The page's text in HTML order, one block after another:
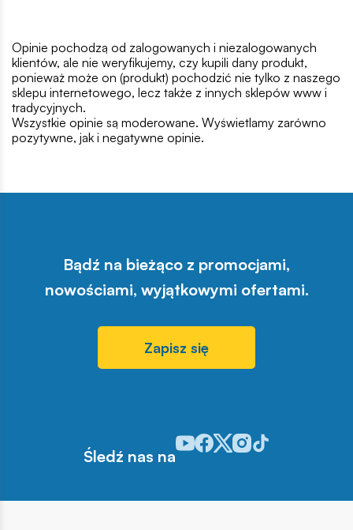
Opinie pochodzą od zalogowanych i niezalogowanych
klientów, ale nie weryfikujemy, czy kupili dany produkt,
ponieważ może on (produkt) pochodzić nie tylko z naszego
sklepu internetowego, lecz także z innych sklepów www i
tradycyjnych.
Wszystkie opinie są moderowane. Wyświetlamy zarówno
pozytywne, jak i negatywne opinie.
Bądź na bieżąco z promocjami,
nowościami, wyjątkowymi ofertami.
Zapisz się
Śledź nas na
Odwiedź nasz profil w serwisie
Odwiedź nasz profil w
Odwiedź nasz profil w
Odwiedź nasz profil w
Odwiedź nasz